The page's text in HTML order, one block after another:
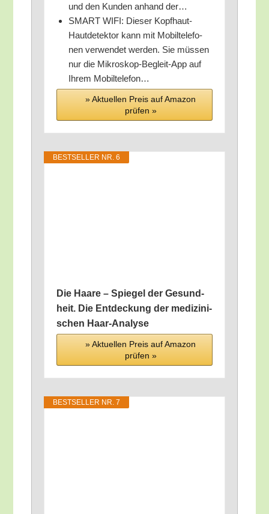
und den Kun­den anhand der…
SMART WIFI: Die­ser Kopf­haut-
Haut­de­tek­tor kann mit Mobil­te­le­fo­
nen ver­wen­det wer­den. Sie müs­sen
nur die Mikro­skop-Begleit-App auf
Ihrem Mobiltelefon…
» Aktu­el­len Preis auf Ama­zon
prü­fen »
BEST­SEL­LER NR. 6
Die Haa­re – Spie­gel der Gesund­
heit. Die Ent­de­ckung der medi­zi­ni­
schen Haar-Analyse
» Aktu­el­len Preis auf Ama­zon
prü­fen »
BEST­SEL­LER NR. 7